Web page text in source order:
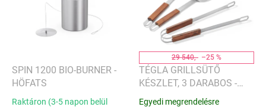
SPIN 1200 BIO-BURNER -
HÖFATS
Raktáron (3-5 napon belül
29 540,- –25 %
TÉGLA GRILLSÜTŐ
KÉSZLET, 3 DARABOS -
PHILIPPI
Egyedi megrendelésre